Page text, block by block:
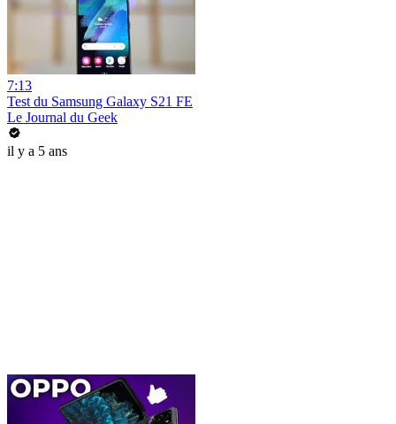
7:13
Test du Samsung Galaxy S21 FE
Le Journal du Geek
il y a 5 ans